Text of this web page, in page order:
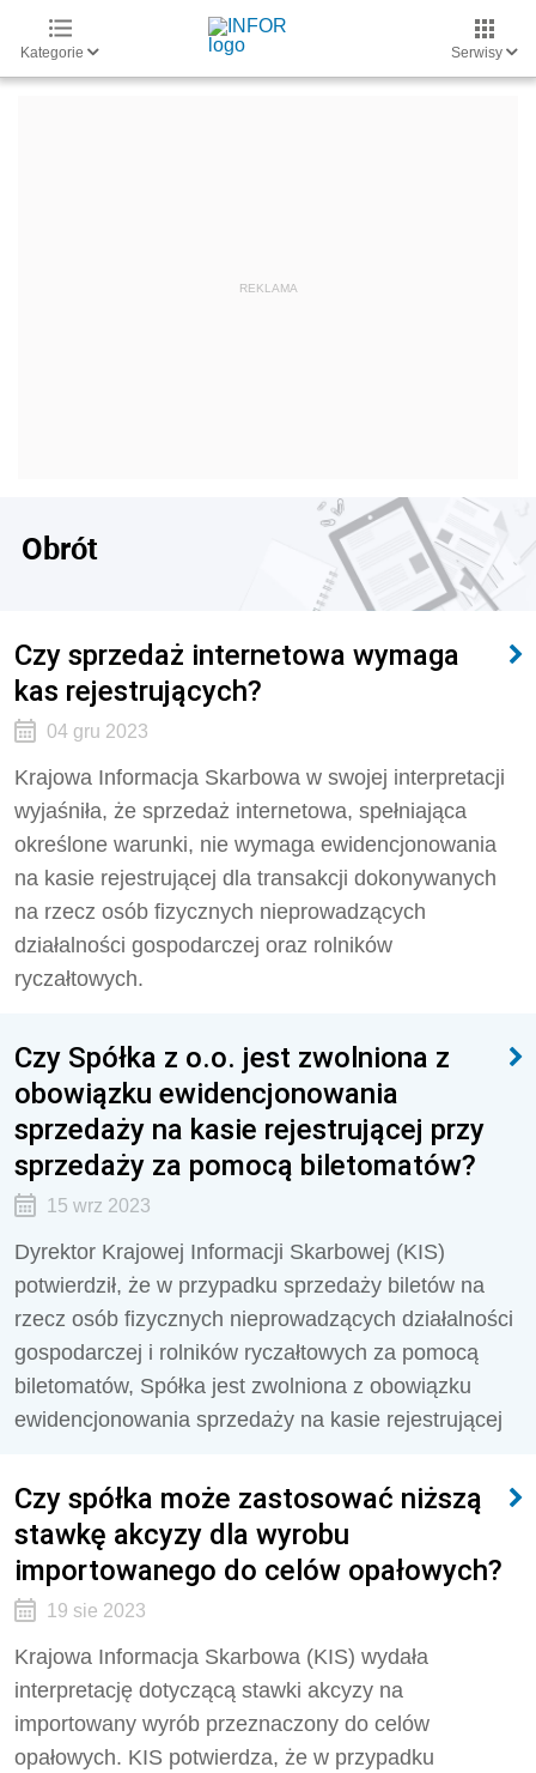
Kategorie Serwisy
Obrót
Czy sprzedaż internetowa wymaga
kas rejestrujących?
04 gru 2023
Krajowa Informacja Skarbowa w swojej interpretacji
wyjaśniła, że sprzedaż internetowa, spełniająca
określone warunki, nie wymaga ewidencjonowania
na kasie rejestrującej dla transakcji dokonywanych
na rzecz osób fizycznych nieprowadzących
działalności gospodarczej oraz rolników
ryczałtowych.
Czy Spółka z o.o. jest zwolniona z
obowiązku ewidencjonowania
sprzedaży na kasie rejestrującej przy
sprzedaży za pomocą biletomatów?
15 wrz 2023
Dyrektor Krajowej Informacji Skarbowej (KIS)
potwierdził, że w przypadku sprzedaży biletów na
rzecz osób fizycznych nieprowadzących działalności
gospodarczej i rolników ryczałtowych za pomocą
biletomatów, Spółka jest zwolniona z obowiązku
ewidencjonowania sprzedaży na kasie rejestrującej
Czy spółka może zastosować niższą
stawkę akcyzy dla wyrobu
importowanego do celów opałowych?
19 sie 2023
Krajowa Informacja Skarbowa (KIS) wydała
interpretację dotyczącą stawki akcyzy na
importowany wyrób przeznaczony do celów
opałowych. KIS potwierdza, że w przypadku